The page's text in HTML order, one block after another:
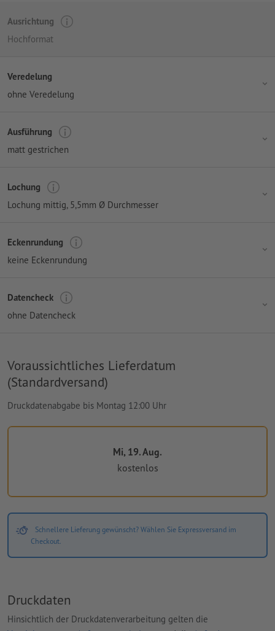
Ausrichtung
Hochformat
Veredelung
ohne Veredelung
Ausführung
matt gestrichen
Lochung
Lochung mittig, 5,5mm Ø Durchmesser
Eckenrundung
keine Eckenrundung
Datencheck
ohne Datencheck
Voraussichtliches Lieferdatum
(Standardversand)
Druckdatenabgabe bis Montag 12:00 Uhr
Mi, 19. Aug.
kostenlos
Schnellere Lieferung gewünscht? Wählen Sie Expressversand im
Checkout.
Druckdaten
Hinsichtlich der Druckdatenverarbeitung gelten die